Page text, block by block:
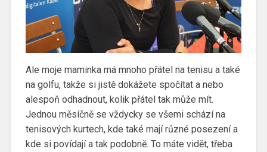
Ale moje maminka má mnoho přátel na tenisu a také
na golfu, takže si jistě dokážete spočítat a nebo
alespoň odhadnout, kolik přátel tak může mít.
Jednou měsíčně se vždycky se všemi schází na
tenisových kurtech, kde také mají různé posezení a
kde si povídají a tak podobně. To máte vidět, třeba